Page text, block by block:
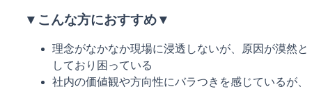
▼こんな方におすすめ▼
理念がなかなか現場に浸透しないが、原因が漠然と
しており困っている
社内の価値観や方向性にバラつきを感じているが、